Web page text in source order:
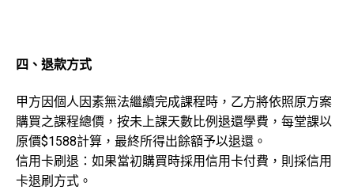
四、退款方式
甲方因個人因素無法繼續完成課程時，乙方將依照原方案
購買之課程總價，按未上課天數比例退還學費，每堂課以
原價$1588計算，最終所得出餘額予以退還。
信用卡刷退：如果當初購買時採用信用卡付費，則採信用
卡退刷方式。